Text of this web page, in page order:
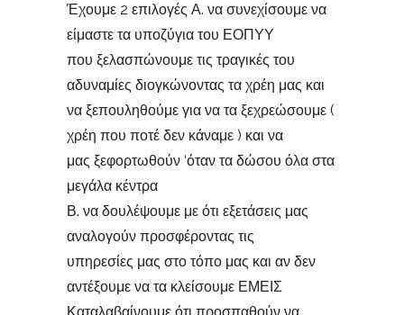
Έχουμε 2 επιλογές Α. να συνεχίσουμε να
είμαστε τα υποζύγια του ΕΟΠΥΥ
που ξελασπώνουμε τις τραγικές του
αδυναμίες διογκώνοντας τα χρέη μας και
να ξεπουληθούμε για να τα ξεχρεώσουμε (
χρέη που ποτέ δεν κάναμε ) και να
μας ξεφορτωθούν ‘όταν τα δώσου όλα στα
μεγάλα κέντρα
Β. να δουλέψουμε με ότι εξετάσεις μας
αναλογούν προσφέροντας τις
υπηρεσίες μας στο τόπο μας και αν δεν
αντέξουμε να τα κλείσουμε ΕΜΕΙΣ